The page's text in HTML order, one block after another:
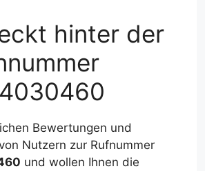
hinter der
Bewertungen und
Nutzern zur Rufnummer
und wollen Ihnen die